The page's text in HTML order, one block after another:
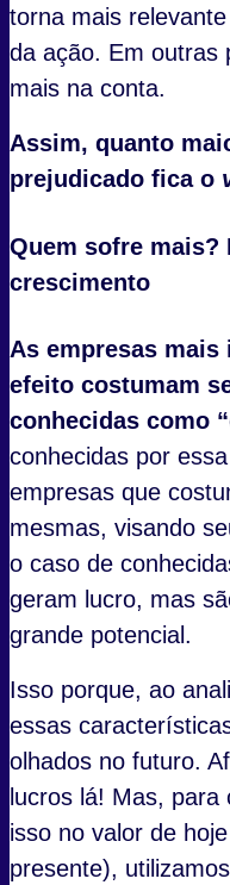
torna mais
da ação. Em outras
mais na conta.
Assim, quanto
prejudicado fica o
Quem sofre mais?
crescimento
As empresas mais
efeito costumam
conhecidas como
conhecidas por
empresas que
mesmas, visando
o caso de
geram lucro, mas
grande potencial.
Isso porque, ao
essas
olhados no futuro.
lucros lá! Mas,
isso no valor de
presente),